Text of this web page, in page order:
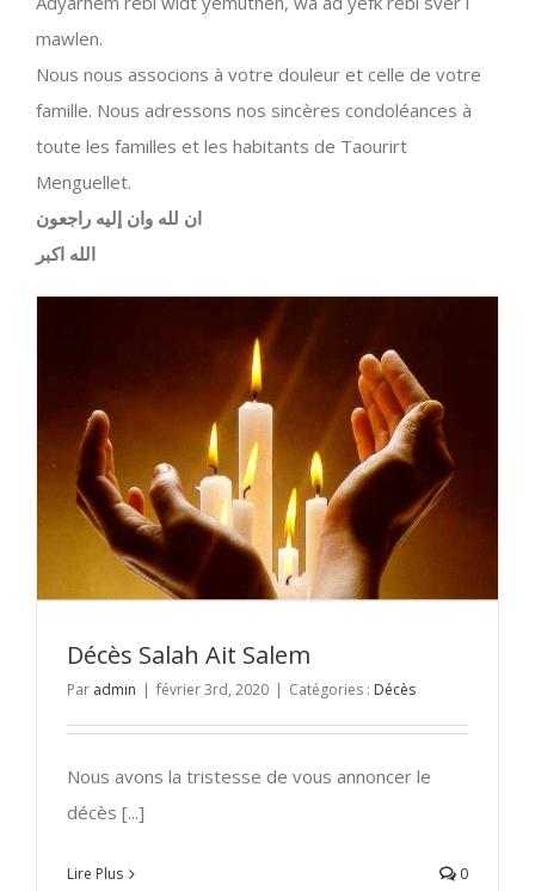
mawlen.
Nous nous associons à votre douleur et celle de votre
famille. Nous adressons nos sincères condoléances à
toute les familles et les habitants de Taourirt
Menguellet.
ان لله وان إليه راجعون
Décès Salah Ait Salem
Par admin | février 3rd, 2020 | Catégories : Décès
Nous avons la tristesse de vous annoncer le
décès [...]
Lire Plus 0